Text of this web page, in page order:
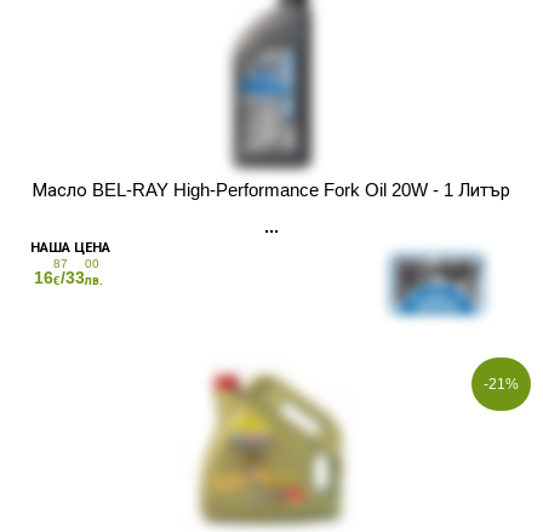
Масло BEL-RAY High-Performance Fork Oil 20W - 1 Литър
16
87
€/33
00
лв.
-21%